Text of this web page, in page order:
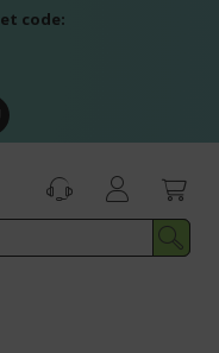
code: